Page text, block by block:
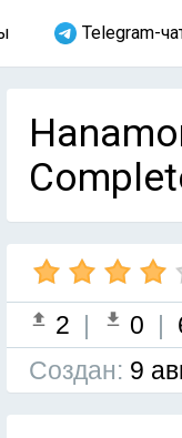
Telegram-
2 | 0 |
Cоздан: 9